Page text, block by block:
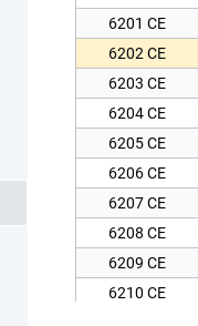
16015 CE
6015 CE
16016 CE
6016 CE
16017 CE
6017 CE
16018 CE
6018 CE
16019
6019 CE
6201 CE
6202 CE
6203 CE
6204 CE
6205 CE
6206 CE
6207 CE
6208 CE
6209 CE
6210 CE